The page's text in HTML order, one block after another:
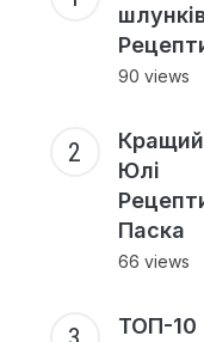
90 views
Кращий
Юлі
Паска
66 views
ТОП-10